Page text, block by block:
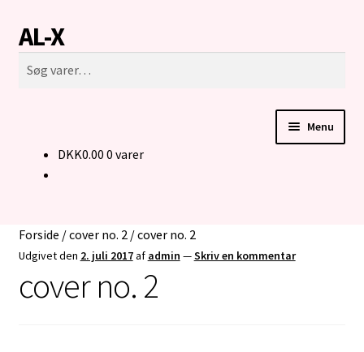
Spring
til
navigation
Spring
til
indhold
AL-X
efter:
Søg
Menu
BUKSER TIL MENNESKER I KØRESTOL
KONTAKT
DKK0.00 0 varer
Forside /cover no. 2/cover no. 2
Udgivet den 2. juli 2017af admin —Skriv en kommentar
cover no. 2